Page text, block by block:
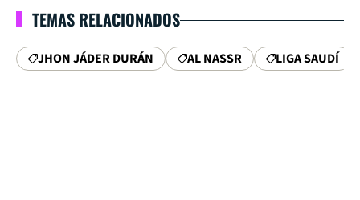
TEMAS RELACIONADOS
JHON JÁDER DURÁN AL NASSR LIGA SAUDÍ